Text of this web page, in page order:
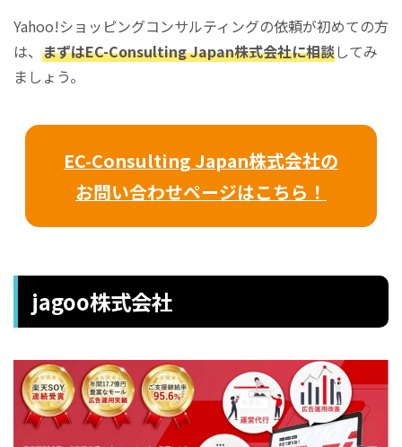
Yahoo!ショッピングコンサルティングの依頼が初めての方
は、 まずはEC-Consulting Japan株式会社に相談してみ
ましょう。
EC-Consulting Japan株式会社の
お問い合わせページはこちら！
jagoo株式会社